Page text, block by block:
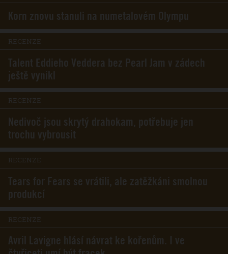
Korn znovu stanuli na numetalovém Olympu
RECENZE
Talent Eddieho Veddera bez Pearl Jam v zádech
ještě vynikl
RECENZE
Nedivoč jsou skrytý drahokam, potřebuje jen
trochu vybrousit
RECENZE
Tears for Fears se vrátili, ale zatěžkáni smolnou
produkcí
RECENZE
Avril Lavigne hlásí návrat ke kořenům. I ve